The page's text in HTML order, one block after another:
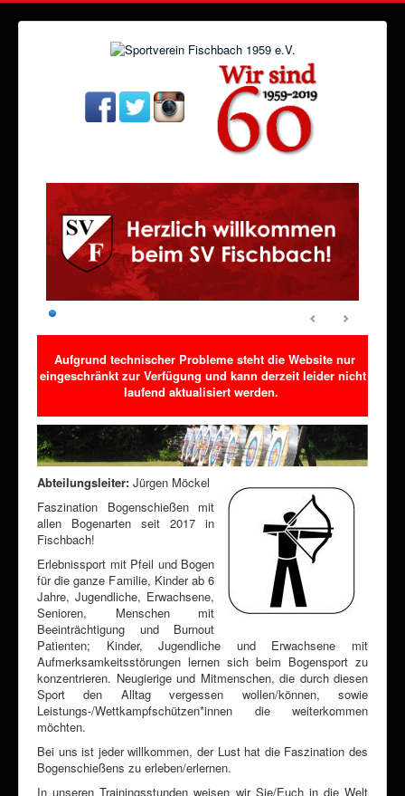
Aufgrund technischer Probleme steht die Website nur
eingeschränkt zur Verfügung und kann derzeit leider nicht
laufend aktualisiert werden.
Abteilungsleiter: Jürgen Möckel
Faszination Bogenschießen mit
allen Bogenarten seit 2017 in
Fischbach!
Erlebnissport mit Pfeil und Bogen
für die ganze Familie, Kinder ab 6
Jahre, Jugendliche, Erwachsene,
Senioren, Menschen mit
Beeinträchtigung und Burnout
Patienten; Kinder, Jugendliche und Erwachsene mit
Aufmerksamkeitsstörungen lernen sich beim Bogensport zu
konzentrieren. Neugierige und Mitmenschen, die durch diesen
Sport den Alltag vergessen wollen/können, sowie
Leistungs-/Wettkampfschützen*innen die weiterkommen
möchten.
Bei uns ist jeder willkommen, der Lust hat die Faszination des
Bogenschießens zu erleben/erlernen.
In unseren Trainingsstunden weisen wir Sie/Euch in die Welt